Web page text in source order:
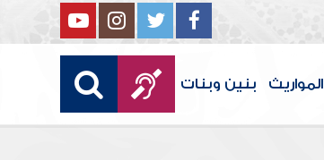
المواريث بنين وبنات